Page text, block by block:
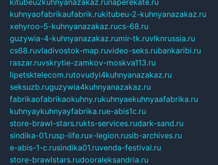
kitubeu2kuhnyanazakaz.runaperekate.ru
kuhnyaofabrikaufabrik.rukitubeu-2-kuhnyanazakaz.ru
xehyroo-5-kuhnyanazakaz.rucs-68.ru
guzywia-4-kuhnyanazakaz.rumir-tk.ruvlknrussia.ru
cs68.ruvladivostok-map.ruvideo-seks.rubankaribi.ru
raszar.ruvskrytie-zamkov-moskva113.ru
lipetsktelecom.rutovudyi4kuhnyanazakaz.ru
seksuzb.ruguzywia4kuhnyanazakaz.ru
fabrikaofabrikaokuhny.rukuhnyaekuhnyaafabrika.ru
kuhnyaykuhnyayfabrika.rue-abis1c.ru
store-brawl-stars.rukts-services.rudark-sand.ru
sindika-01.rusp-life.rux-legion.rusib-archives.ru
e-abis-1-c.rusindika01.ruvenda-festival.ru
store-brawlstars.rudooraleksandria.ru